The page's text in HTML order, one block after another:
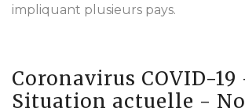
impliquant plusieurs pays.
Coronavirus COVID-19
Situation actuelle -